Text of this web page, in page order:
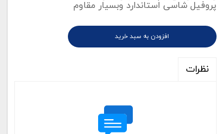
پروفیل شاسی استاندارد وبسیار مقاوم
افزودن به سبد خرید
نظرات